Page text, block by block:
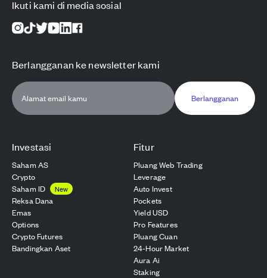
Investasi
Saham AS
Crypto
Saham ID
New
Reksa Dana
Emas
Options
Crypto Futures
Bandingkan Aset
Fitur
Pluang Web Trading
Leverage
Auto Invest
Pockets
Yield USD
Pro Features
Pluang Cuan
24-Hour Market
Aura Ai
Staking
Ikuti kami di media sosial
Berlangganan ke newsletter kami
Berlangganan